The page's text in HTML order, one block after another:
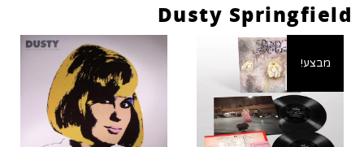
Dusty Springfield
מבצע!